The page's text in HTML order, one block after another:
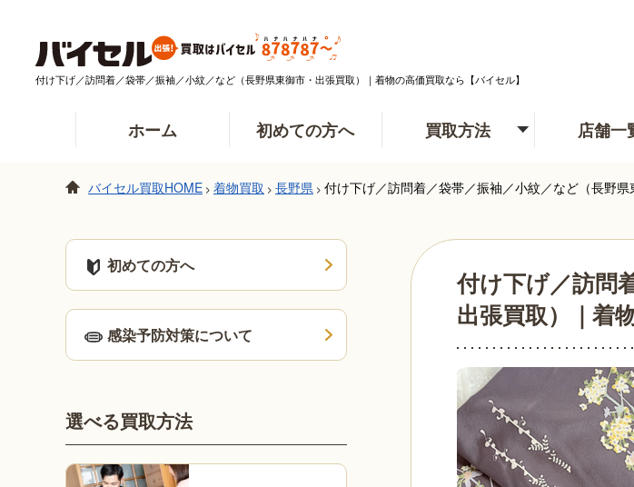
付け下げ／訪問着／袋帯／振袖／小紋／など（長野県東御市・出張買取）｜着物の高価買取なら【バイセル】
ホーム 初めての方へ 買取方法 店舗一
バイセル買取HOME > 着物買取 > 長野県 > 付け下げ／訪問着／袋帯／振袖／小紋／など（長野
付け下げ／訪問
出張買取）｜着
初めての方へ
感染予防対策について
選べる買取方法